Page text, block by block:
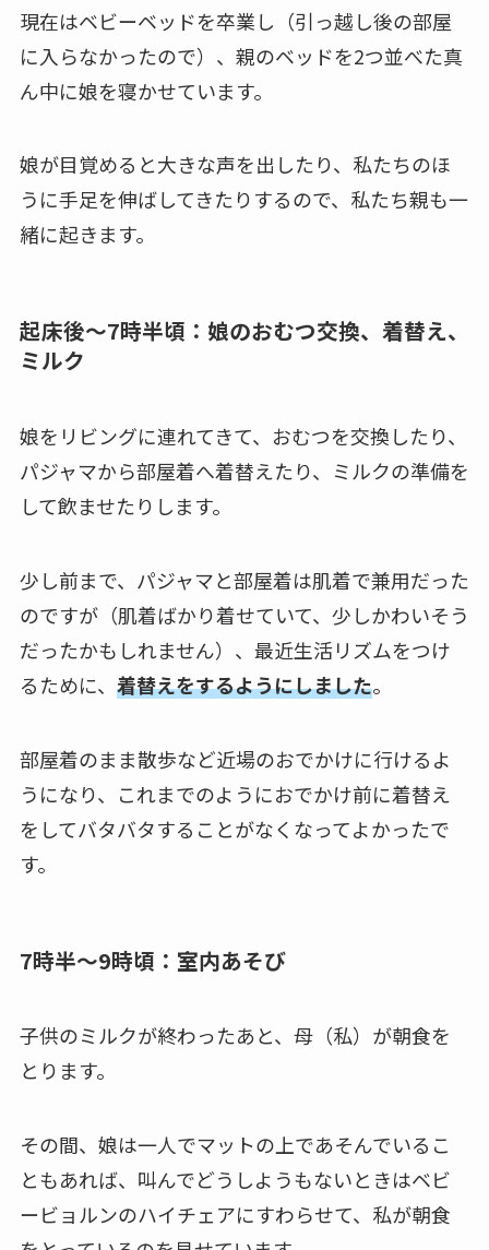
現在はベビーベッドを卒業し（引っ越し後の部屋
に入らなかったので）、親のベッドを2つ並べた真
ん中に娘を寝かせています。
娘が目覚めると大きな声を出したり、私たちのほ
うに手足を伸ばしてきたりするので、私たち親も一
緒に起きます。
起床後～7時半頃：娘のおむつ交換、着替え、
ミルク
娘をリビングに連れてきて、おむつを交換したり、
パジャマから部屋着へ着替えたり、ミルクの準備を
して飲ませたりします。
少し前まで、パジャマと部屋着は肌着で兼用だった
のですが（肌着ばかり着せていて、少しかわいそう
だったかもしれません）、最近生活リズムをつけ
るために、 着替えをするようにしました。
部屋着のまま散歩など近場のおでかけに行けるよ
うになり、これまでのようにおでかけ前に着替え
をしてバタバタすることがなくなってよかったで
す。
7時半～9時頃：室内あそび
子供のミルクが終わったあと、母（私）が朝食を
とります。
その間、娘は一人でマットの上であそんでいるこ
ともあれば、叫んでどうしようもないときはベビ
ービョルンのハイチェアにすわらせて、私が朝食